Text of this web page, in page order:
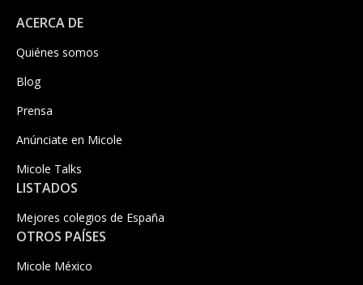
ACERCA DE
Quiénes somos
Blog
Prensa
Anúnciate en Micole
Micole Talks
LISTADOS
Mejores colegios de España
OTROS PAÍSES
Micole México